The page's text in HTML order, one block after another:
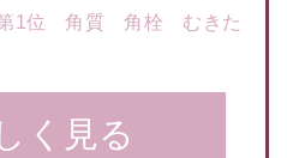
第1位 角質 角栓 むきた
く見る